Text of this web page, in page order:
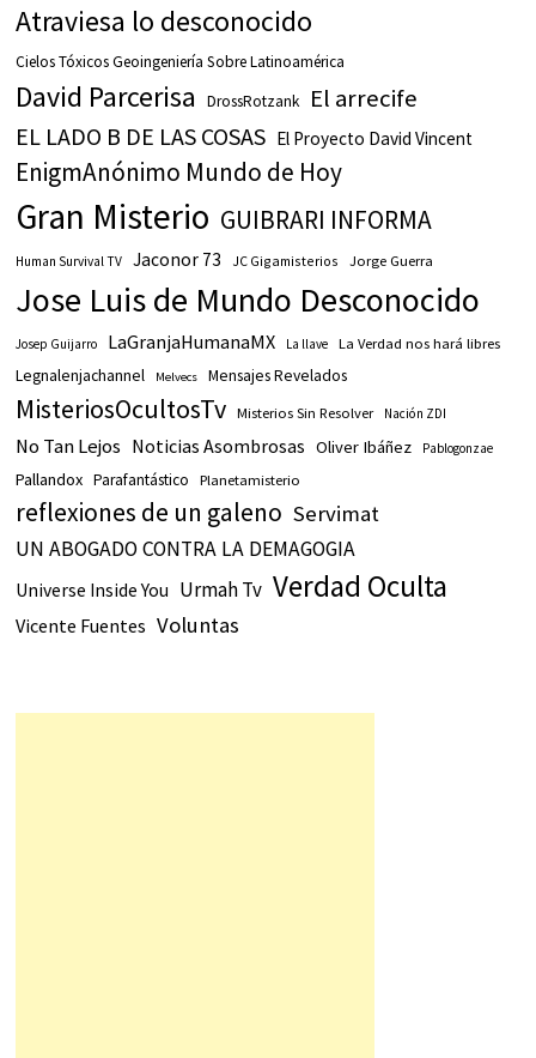
Atraviesa lo desconocido
Cielos Tóxicos Geoingeniería Sobre Latinoamérica
David Parcerisa DrossRotzank El arrecife
EL LADO B DE LAS COSAS El Proyecto David Vincent
EnigmAnónimo Mundo de Hoy
Gran Misterio GUIBRARI INFORMA
Human Survival TV Jaconor 73 JC Gigamisterios Jorge Guerra
Jose Luis de Mundo Desconocido
Josep Guijarro LaGranjaHumanaMX La llave La Verdad nos hará libres
Legnalenjachannel Melvecs Mensajes Revelados
MisteriosOcultosTv Misterios Sin Resolver Nación ZDI
No Tan Lejos Noticias Asombrosas Oliver Ibáñez Pablogonzae
Pallandox Parafantástico Planetamisterio
reflexiones de un galeno Servimat
UN ABOGADO CONTRA LA DEMAGOGIA
Universe Inside You Urmah Tv Verdad Oculta
Vicente Fuentes Voluntas